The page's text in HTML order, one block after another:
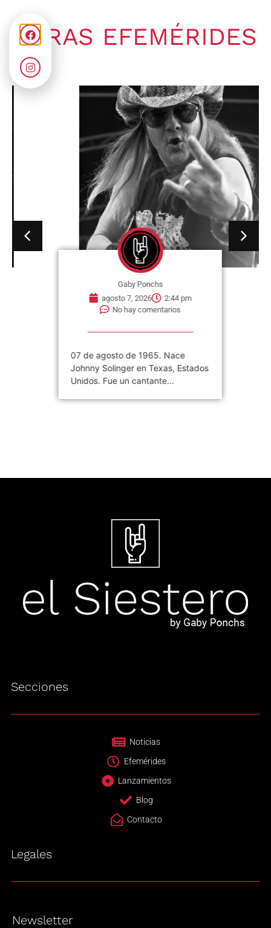
OTRAS EFEMÉRIDES
Gaby Ponchs
agosto 7, 2026
2:44 pm
No hay comentarios
07 de agosto de 1965. Nace
Johnny Solinger en Texas, Estados
Unidos. Fue un cantante...
Secciones
Noticias
Efemérides
Lanzamientos
Blog
Contacto
Legales
Newsletter